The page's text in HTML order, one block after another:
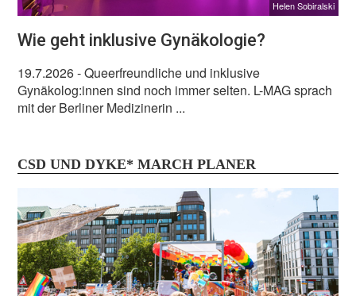
Helen Sobiralski
Wie geht inklusive Gynäkologie?
19.7.2026- Queerfreundliche und inklusive
Gynäkolog:innen sind noch immer selten. L-MAG sprach
mit der Berliner Medizinerin ...
CSD UND DYKE* MARCH PLANER